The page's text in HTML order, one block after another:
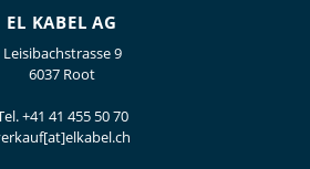
EL KABEL AG
Leisibachstrasse 9
6037 Root
+41 41 455 50 70